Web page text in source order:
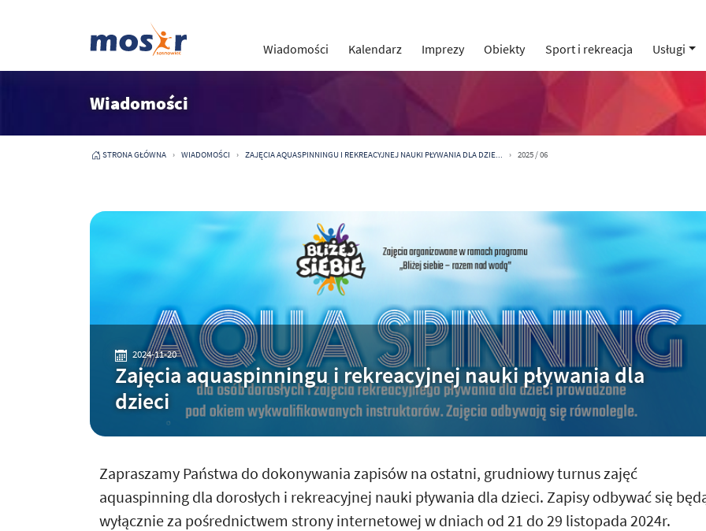
Wiadomości Kalendarz Imprezy Obiekty Sport i rekreacja Usługi
Wiadomości
STRONA GŁÓWNA WIADOMOŚCI ZAJĘCIA AQUASPINNINGU I REKREACYJNEJ NAUKI PŁYWANIA DLA DZIE... 2025 / 06
2024-11-20
Zajęcia aquaspinningu i rekreacyjnej nauki pływania dla
dzieci
Zapraszamy Państwa do dokonywania zapisów na ostatni, grudniowy turnus zajęć
aquaspinning dla dorosłych i rekreacyjnej nauki pływania dla dzieci. Zapisy odbywać się
wyłącznie za pośrednictwem strony internetowej w dniach od 21 do 29 listopada 2024r.